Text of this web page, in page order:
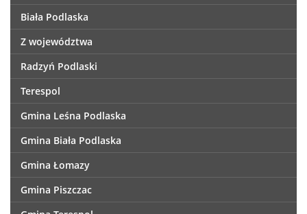
Biała Podlaska
Z województwa
Radzyń Podlaski
Terespol
Gmina Leśna Podlaska
Gmina Biała Podlaska
Gmina Łomazy
Gmina Piszczac